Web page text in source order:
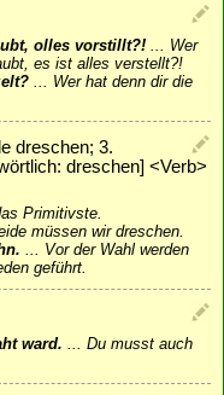
olles vorstillt?! ... Wer
es ist alles verstellt?!
... Wer hat denn dir die
dreschen; 3.
dreschen] <Verb>
Primitivste.
müssen wir dreschen.
... Vor der Wahl werden
geführt.
ward. ... Du musst auch